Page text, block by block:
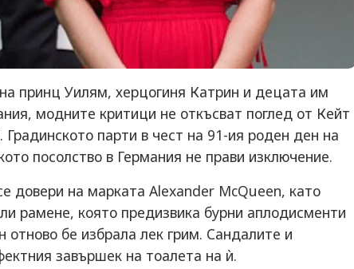
принц Уилям, херцогиня Катрин и децата им
модните критици не откъсват поглед от Кейт
парти в чест на 91-ия роден ден на
посолство в Германия не прави изключение.
довери на марката Alexander McQueen, като
рамене, която предизвика бурни аплодисменти
бе избрала лек грим. Сандалите и
завършек на тоалета на ѝ.